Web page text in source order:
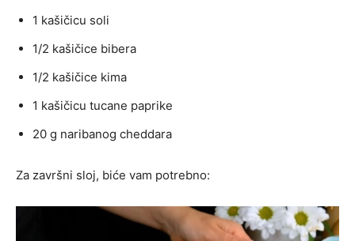
1 kašičicu soli
1/2 kašičice bibera
1/2 kašičice kima
1 kašičicu tucane paprike
20 g naribanog cheddara
Za završni sloj, biće vam potrebno: